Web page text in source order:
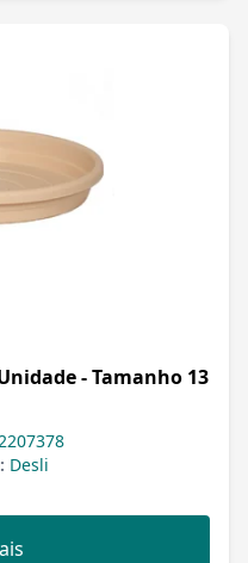
- Tamanho 13
Desli